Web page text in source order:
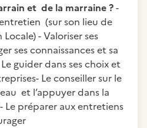
et de la marraine ?-
(sur son lieu de
- Valoriser ses
ses connaissances et sa
guider dans ses choix et
Le conseiller sur le
et l’appuyer dans la
préparer aux entretiens